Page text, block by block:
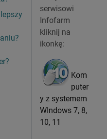
serwisowi
Infofarm
kliknij na
ikonkę:
Kom
puter
y z systemem
WIndows 7, 8,
10, 11